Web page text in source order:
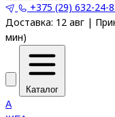
+375 (29) 632-24-
Доставка: 12 авг |
мин)
Каталог
A